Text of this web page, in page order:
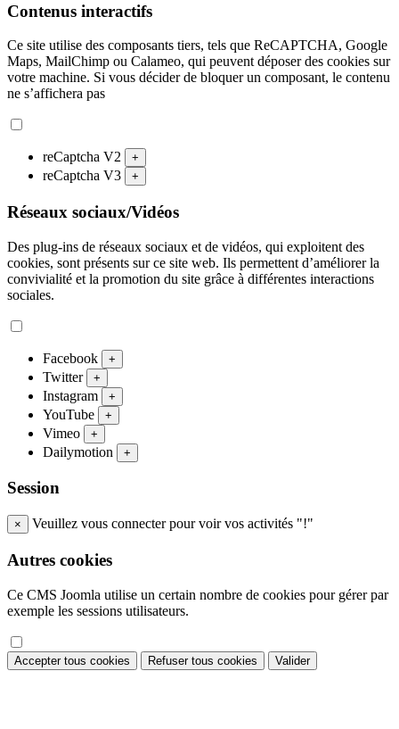
Contenus interactifs
Ce site utilise des composants tiers, tels que ReCAPTCHA, Google
Maps, MailChimp ou Calameo, qui peuvent déposer des cookies sur
votre machine. Si vous décider de bloquer un composant, le contenu
ne s’affichera pas
reCaptcha V2 +
reCaptcha V3 +
Réseaux sociaux/Vidéos
Des plug-ins de réseaux sociaux et de vidéos, qui exploitent des
cookies, sont présents sur ce site web. Ils permettent d’améliorer la
convivialité et la promotion du site grâce à différentes interactions
sociales.
Facebook +
Twitter +
Instagram +
YouTube +
Vimeo +
Dailymotion +
Session
× Veuillez vous connecter pour voir vos activités "!"
Autres cookies
Ce CMS Joomla utilise un certain nombre de cookies pour gérer par
exemple les sessions utilisateurs.
Accepter tous cookies Refuser tous cookies Valider